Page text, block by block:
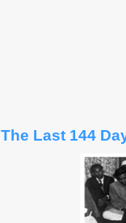
The Last 144